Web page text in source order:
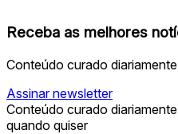
Receba as melhores
Conteúdo curado
Assinar newsletter
Conteúdo curado diariamente
quando quiser